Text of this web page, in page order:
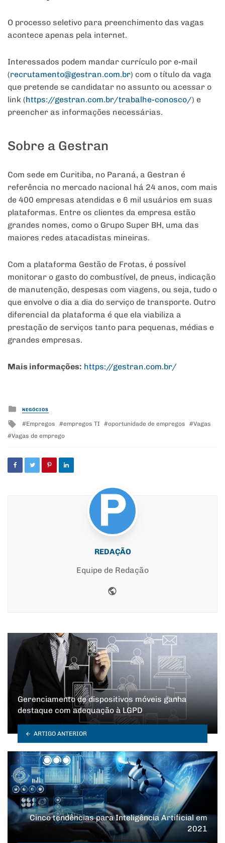
O processo seletivo para preenchimento das vagas
acontece apenas pela internet.
Interessados podem mandar currículo por e-mail
(recrutamento@gestran.com.br) com o título da vaga
que pretende se candidatar no assunto ou acessar o
link (https://gestran.com.br/trabalhe-conosco/) e
preencher as informações necessárias.
Sobre a Gestran
Com sede em Curitiba, no Paraná, a Gestran é
referência no mercado nacional há 24 anos, com mais
de 400 empresas atendidas e 6 mil usuários em suas
plataformas. Entre os clientes da empresa estão
grandes nomes, como o Grupo Super BH, uma das
maiores redes atacadistas mineiras.
Com a plataforma Gestão de Frotas, é possível
monitorar o gasto do combustível, de pneus, indicação
de manutenção, despesas com viagens, ou seja, tudo o
que envolve o dia a dia do serviço de transporte. Outro
diferencial da plataforma é que ela viabiliza a
prestação de serviços tanto para pequenas, médias e
grandes empresas.
Mais informações: https://gestran.com.br/
Posted
in
NEGÓCIOS
Tagged
with
Empregos empregos TI oportunidade de empregos
Vagas
Vagas de emprego
REDAÇÃO
Equipe de Redação
Gerenciamento de dispositivos móveis ganha
destaque com adequação à LGPD
ARTIGO ANTERIOR
Cinco tendências para Inteligência Artificial em
2021